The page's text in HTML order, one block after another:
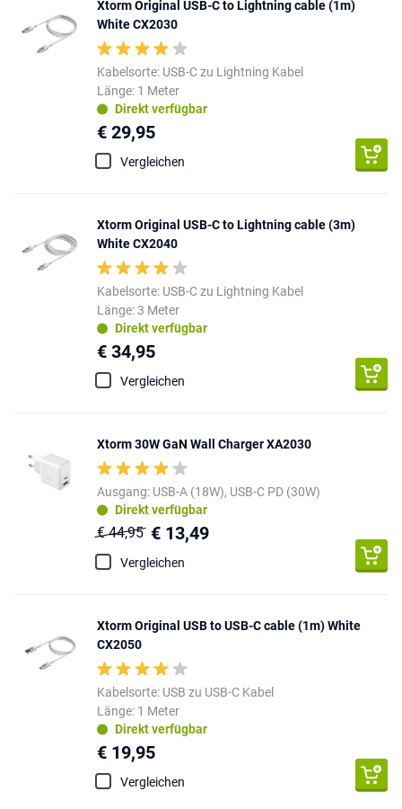
Xtorm Original USB-C to Lightning cable (1m)
White CX2030
Kabelsorte: USB-C zu Lightning Kabel
Länge: 1 Meter
Direkt verfügbar
€ 29,95
Vergleichen
Xtorm Original USB-C to Lightning cable (3m)
White CX2040
Kabelsorte: USB-C zu Lightning Kabel
Länge: 3 Meter
Direkt verfügbar
€ 34,95
Vergleichen
Xtorm 30W GaN Wall Charger XA2030
Ausgang: USB-A (18W), USB-C PD (30W)
Direkt verfügbar
€ 44,95 € 13,49
Vergleichen
Xtorm Original USB to USB-C cable (1m) White
CX2050
Kabelsorte: USB zu USB-C Kabel
Länge: 1 Meter
Direkt verfügbar
€ 19,95
Vergleichen